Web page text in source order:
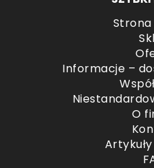
Strona
Informacje –
O